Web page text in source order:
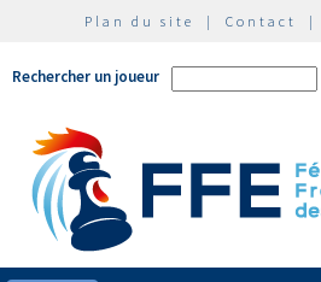
Plan du site | Contact |
Rechercher un joueur